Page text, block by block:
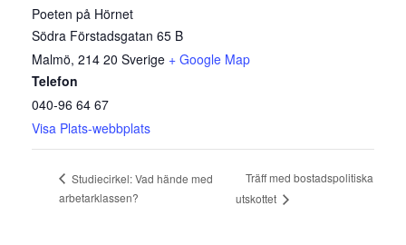
Poeten på Hörnet
Södra Förstadsgatan 65 B
Malmö, 214 20 Sverige + Google Map
Telefon
040-96 64 67
Visa Plats-webbplats
Studiecirkel: Vad hände med
arbetarklassen?
Träff med bostadspolitiska
utskottet